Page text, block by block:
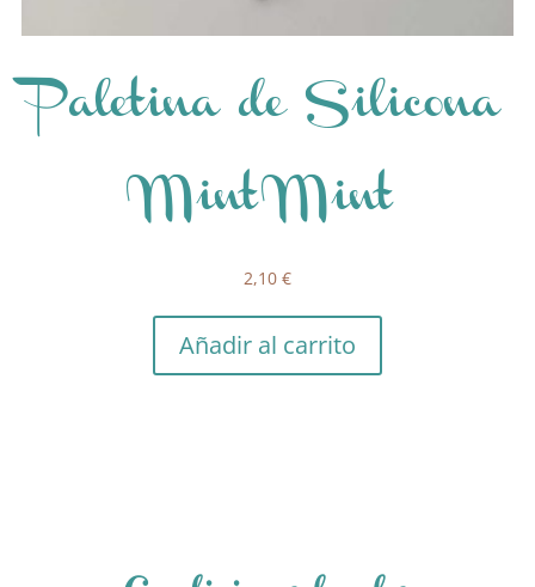
Paletina de Silicona
Mint Mint
2,10 €
Añadir al carrito